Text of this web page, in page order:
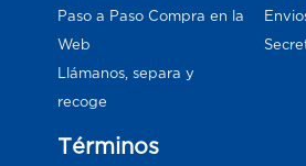
Paso a Paso Compra en la
Web
Llámanos, separa y
recoge
Términos